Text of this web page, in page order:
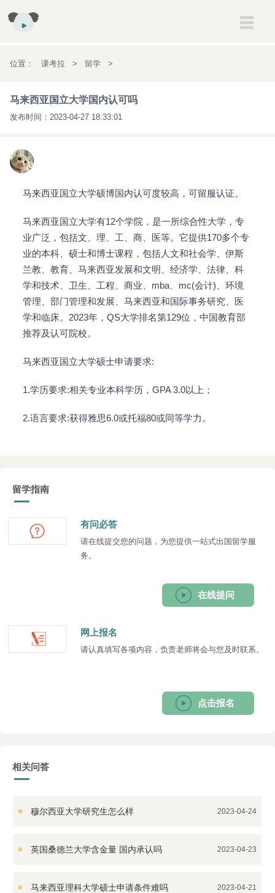
考研 考研
英语
位置： 课考拉 > 留学 >
马来西亚国立大学国内认可吗
发布时间： 2023-04-27 18:33:01
马来西亚国立大学硕博国内认可度较高，可留服认证。
马来西亚国立大学有12个学院，是一所综合性大学，专
业广泛，包括文、理、工、商、医等。它提供170多个专
业的本科、硕士和博士课程，包括人文和社会学、伊斯
兰教、教育、马来西亚发展和文明、经济学、法律、科
学和技术、卫生、工程、商业、mba、mc(会计)、环境
管理、部门管理和发展、马来西亚和国际事务研究、医
学和临床。2023年，QS大学排名第129位，中国教育部
推荐及认可院校。
马来西亚国立大学硕士申请要求:
1.学历要求:相关专业本科学历，GPA 3.0以上；
2.语言要求:获得雅思6.0或托福80或同等学力。
留学指南
有问必答
请在线提交您的问题，为您提供一站式出国留学服
务。
在线提问
网上报名
请认真填写各项内容，负责老师将会与您及时联系。
点击报名
相关问答
穆尔西亚大学研究生怎么样 2023-04-24
英国桑德兰大学含金量 国内承认吗 2023-04-23
马来西亚理科大学硕士申请条件难吗 2023-04-21